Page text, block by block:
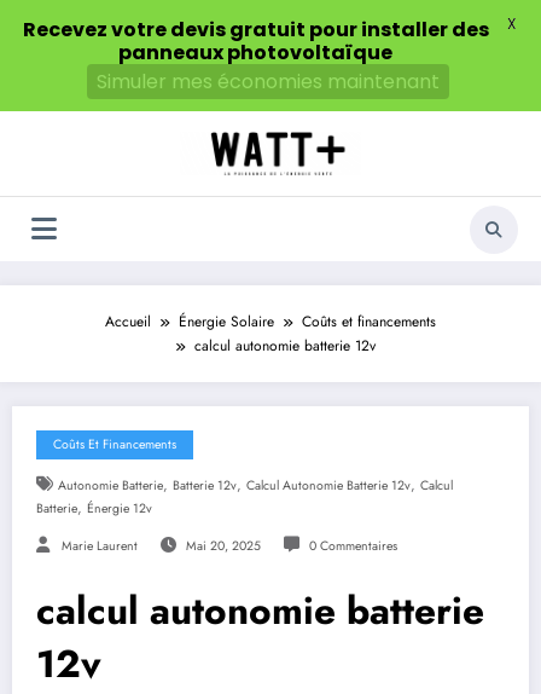
Accueil Énergie Solaire
Coûts et financements
calcul autonomie batterie 12v
Coûts Et Financements
Autonomie Batterie, Batterie 12v, Calcul Autonomie Batterie 12v, Calcul
Batterie, Énergie 12v
Marie Laurent Mai 20, 2025 0 Commentaires
calcul autonomie batterie
12v
Recevez votre devis gratuit pour installer des
panneaux photovoltaïque
Simuler mes économies maintenant
X